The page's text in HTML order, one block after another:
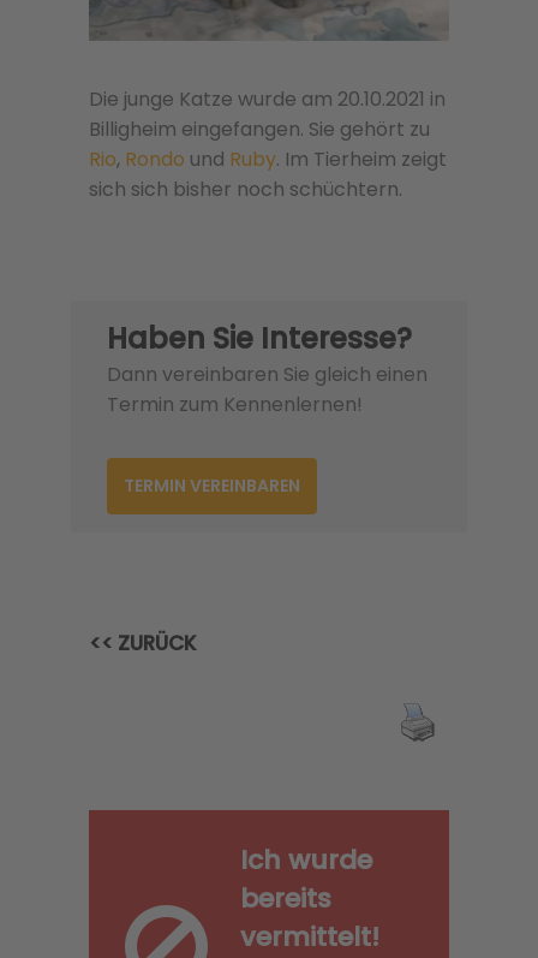
Die junge Katze wurde am 20.10.2021 in
Billigheim eingefangen. Sie gehört zu
Rio, Rondo und Ruby. Im Tierheim zeigt
sich sich bisher noch schüchtern.
Haben Sie Interesse?
Dann vereinbaren Sie gleich einen
Termin zum Kennenlernen!
TERMIN VEREINBAREN
<< ZURÜCK
Ich wurde
bereits
vermittelt!